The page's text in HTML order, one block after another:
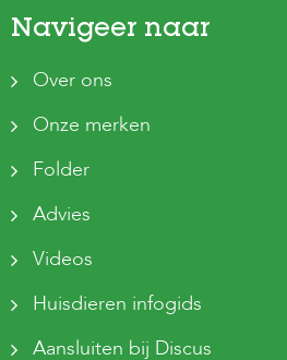
Navigeer naar
Over ons
Onze merken
Folder
Advies
Videos
Huisdieren infogids
Aansluiten bij Discus